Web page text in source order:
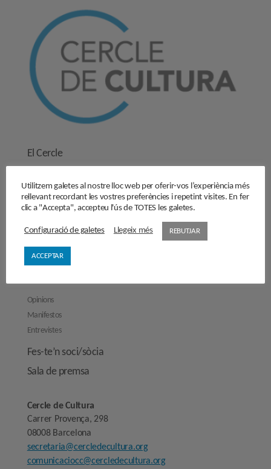
El Cercle
Objectius
Junta directiva
Contacta’ns
Activitats
Opinions
Manifestos
Entrevistes
Fes-te’n soci/sòcia
Sala de premsa
Cercle de Cultura
Carrer Provença, 298
08008 Barcelona
secretaria@cercledecultura.org
comunicaciocc@cercledecultura.org
Utilitzem galetes al nostre lloc web per oferir-vos l’experiència més
rellevant recordant les vostres preferències i repetint visites. En fer
clic a "Accepta", accepteu l'ús de TOTES les galetes.
Configuració de galetes Llegeix més REBUTJAR
ACCEPTAR